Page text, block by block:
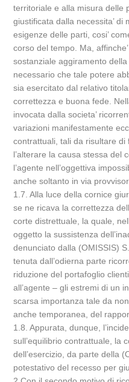
territoriale e alla misura delle
giustificata dalla necessita’
esigenze delle parti, cosi’
corso del tempo. Ma,
sostanziale aggiramento
necessario che tale potere
sia esercitato dal relativo
correttezza e buona fede.
invocata dalla societa’
variazioni manifestamente
contrattuali, tali da risultare
l’alterare la causa stessa del
l’agente nell’oggettiva
anche soltanto in via
1.7. Alla luce della cornice
se ne ricava la correttezza
corte distrettuale, la quale,
oggetto la sussistenza
denunciato dalla (OMISSIS)
tenuta dall’odierna parte
riduzione del portafoglio
all’agente – gli estremi di un
scarsa importanza tale da
anche temporanea, del
1.8. Appurata, dunque,
sull’equilibrio contrattuale, la
dell’esercizio, da parte della
potestativo del recesso per